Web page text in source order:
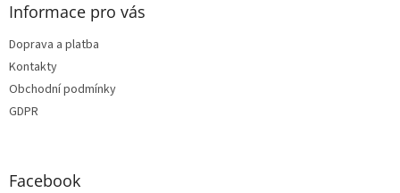
Informace pro vás
Doprava a platba
Kontakty
Obchodní podmínky
GDPR
Facebook